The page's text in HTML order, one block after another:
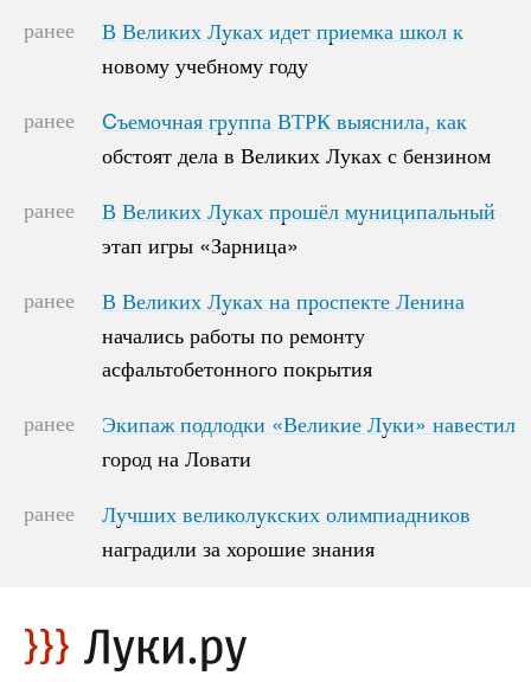
ранее
В Великих Луках идет приемка школ к
новому учебному году
В Великих Луках идет приемка школ к
новому учебному году
ранее
Cъемочная группа ВТРК выяснила, как
обстоят дела в Великих Луках с бензином
Cъемочная группа ВТРК выяснила, как
обстоят дела в Великих Луках с бензином
ранее
В Великих Луках прошёл муниципальный
этап игры «Зарница»
В Великих Луках прошёл муниципальный
этап игры «Зарница»
ранее
В Великих Луках на проспекте Ленина
начались работы по ремонту
асфальтобетонного покрытия
В Великих Луках на проспекте Ленина
начались работы по ремонту
асфальтобетонного покрытия
ранее
Экипаж подлодки «Великие Луки» навестил
город на Ловати
Экипаж подлодки «Великие Луки» навестил
город на Ловати
ранее
Лучших великолукских олимпиадников
наградили за хорошие знания
Лучших великолукских олимпиадников
наградили за хорошие знания